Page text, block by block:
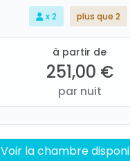
x 2 plus que 2
à partir de
251,00 €
par nuit
Voir la chambre